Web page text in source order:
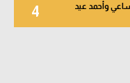
4 وأحمد عيد